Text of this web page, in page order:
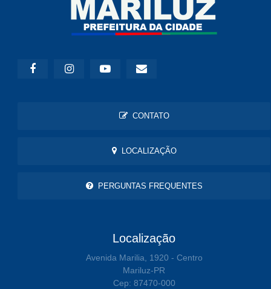
CONTATO
LOCALIZAÇÃO
PERGUNTAS FREQUENTES
Localização
Avenida Marilia, 1920 - Centro
Mariluz-PR
Cep: 87470-000